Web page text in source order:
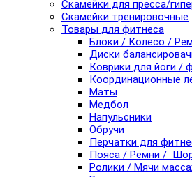
Скамейки для пресса/
Скамейки тренировочные
Товары для фитнеса
Блоки / Колесо /
Диски
Коврики для йоги /
Координационные
Маты
Медбол
Напульсники
Обручи
Перчатки для
Пояса / Ремни /
Ролики / Мячи